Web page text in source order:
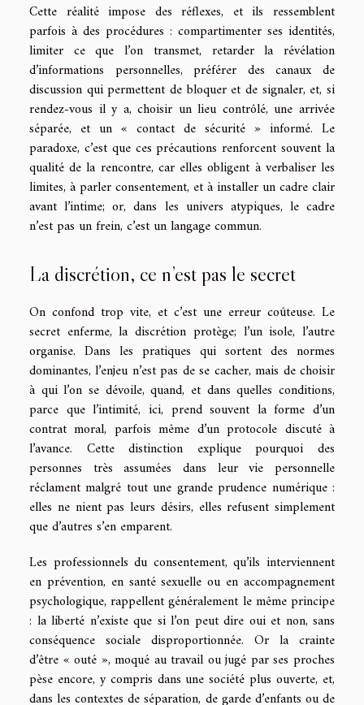
Cette réalité impose des réflexes, et ils ressemblent
parfois à des procédures : compartimenter ses identités,
limiter ce que l’on transmet, retarder la révélation
d’informations personnelles, préférer des canaux de
discussion qui permettent de bloquer et de signaler, et, si
rendez-vous il y a, choisir un lieu contrôlé, une arrivée
séparée, et un « contact de sécurité » informé. Le
paradoxe, c’est que ces précautions renforcent souvent la
qualité de la rencontre, car elles obligent à verbaliser les
limites, à parler consentement, et à installer un cadre clair
avant l’intime; or, dans les univers atypiques, le cadre
n’est pas un frein, c’est un langage commun.
La discrétion, ce n’est pas le secret
On confond trop vite, et c’est une erreur coûteuse. Le
secret enferme, la discrétion protège; l’un isole, l’autre
organise. Dans les pratiques qui sortent des normes
dominantes, l’enjeu n’est pas de se cacher, mais de choisir
à qui l’on se dévoile, quand, et dans quelles conditions,
parce que l’intimité, ici, prend souvent la forme d’un
contrat moral, parfois même d’un protocole discuté à
l’avance. Cette distinction explique pourquoi des
personnes très assumées dans leur vie personnelle
réclament malgré tout une grande prudence numérique :
elles ne nient pas leurs désirs, elles refusent simplement
que d’autres s’en emparent.
Les professionnels du consentement, qu’ils interviennent
en prévention, en santé sexuelle ou en accompagnement
psychologique, rappellent généralement le même principe
: la liberté n’existe que si l’on peut dire oui et non, sans
conséquence sociale disproportionnée. Or la crainte
d’être « outé », moqué au travail ou jugé par ses proches
pèse encore, y compris dans une société plus ouverte, et,
dans les contextes de séparation, de garde d’enfants ou de